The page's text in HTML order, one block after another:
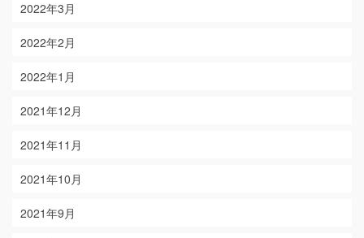
2022年3月
2022年2月
2022年1月
2021年12月
2021年11月
2021年10月
2021年9月